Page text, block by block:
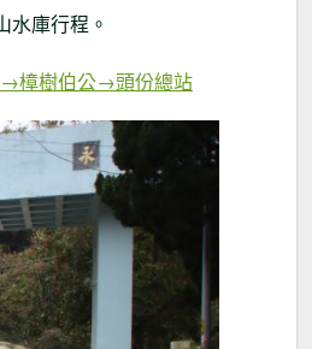
水庫行程。
樟樹伯公→頭份總站